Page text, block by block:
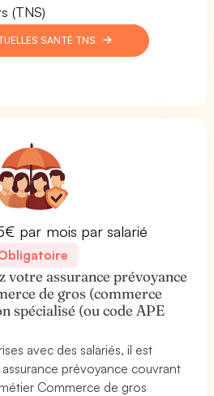
(TNS)
SANTÉ TNS
par mois par salarié
assurance prévoyance
de gros (commerce
spécialisé (ou code APE
avec des salariés, il est
prévoyance couvrant
Commerce de gros